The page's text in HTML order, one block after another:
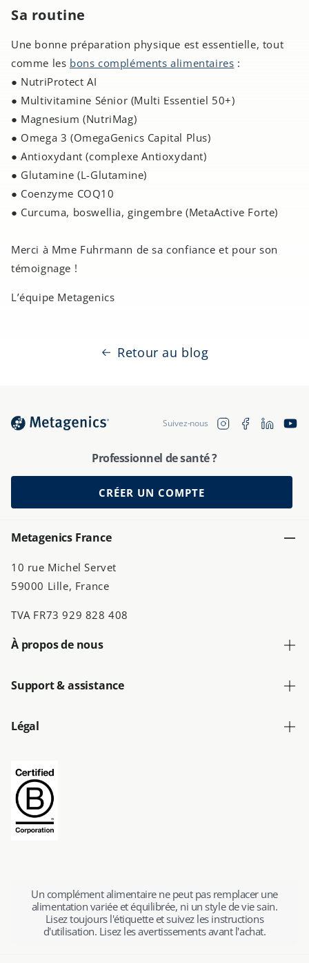
Sa routine
Une bonne préparation physique est essentielle, tout
comme les bons compléments alimentaires :
● NutriProtect AI
● Multivitamine Sénior (Multi Essentiel 50+)
● Magnesium (NutriMag)
● Omega 3 (OmegaGenics Capital Plus)
● Antioxydant (complexe Antioxydant)
● Glutamine (L-Glutamine)
● Coenzyme COQ10
● Curcuma, boswellia, gingembre (MetaActive Forte)
Merci à Mme Fuhrmann de sa confiance et pour son
témoignage !
L’équipe Metagenics
Retour au blog
Suivez-nous InstagramFacebookTranslation
Professionnel de santé ?
CRÉER UN COMPTE
Metagenics France
10 rue Michel Servet
59000 Lille, France
TVA FR73 929 828 408
À propos de nous
Support & assistance
Légal
Un complément alimentaire ne peut pas remplacer une
alimentation variée et équilibrée, ni un style de vie sain.
Lisez toujours l'étiquette et suivez les instructions
d'utilisation. Lisez les avertissements avant l'achat.